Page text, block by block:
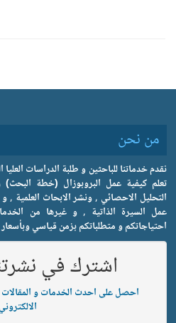
من نحن
نقدم خدماتنا للباحثين و طلبة الدراسات
تعلم كيفية عمل البروبوزال (خطة
التحليل الاحصائي , ونشر الابحاث العلمية ,
عمل السيرة الذاتية , و غيرها من
احتياجاتكم و متطلباتكم بزمن قياسي
اشترك في
احصل على احدث الخدمات و المقالات
الالكتروني